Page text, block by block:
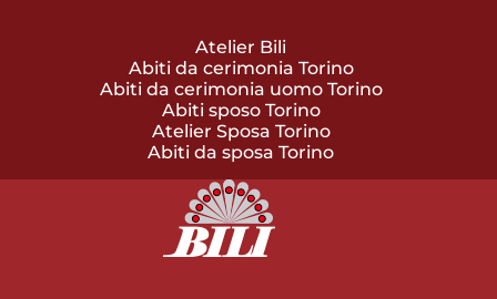
Atelier Bili
Abiti da cerimonia Torino
Abiti da cerimonia uomo Torino
Abiti sposo Torino
Atelier Sposa Torino
Abiti da sposa Torino